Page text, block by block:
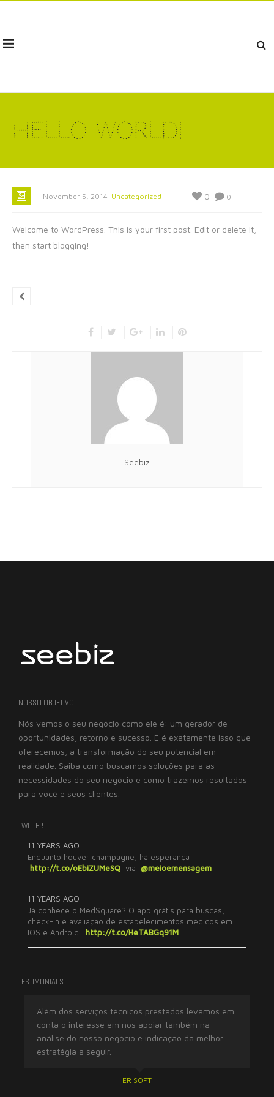
Hello world!
November 5, 2014 Uncategorized 0
0
Welcome to WordPress. This is your first post. Edit or delete it,
then start blogging!
Seebiz
NOSSO OBJETIVO
Nós vemos o seu negócio como ele é: um gerador de
oportunidades, retorno e sucesso. E é exatamente isso que
oferecemos, a transformação do seu potencial em
realidade. Saiba como buscamos soluções para as
necessidades do seu negócio e como trazemos resultados
para você e seus clientes.
TWITTER
11 YEARS AGO
Enquanto houver champagne, há esperança:
http://t.co/oEbiZUMeSQ via @meioemensagem
11 YEARS AGO
Já conhece o MedSquare? O app grátis para buscas,
check-in e avaliação de estabelecimentos médicos em
IOS e Android. http://t.co/HeTABGq91M
TESTIMONIALS
Além dos serviços técnicos prestados levamos em
conta o interesse em nos apoiar também na
análise do nosso negócio e indicação da melhor
estratégia a seguir.
ER SOFT